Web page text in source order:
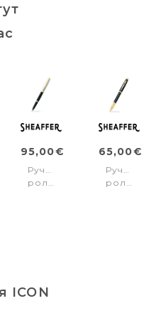
95,00€
Ручка-
роллер
65,00€
Ручка-
роллер
ICON